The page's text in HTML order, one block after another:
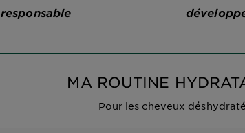
responsable
MA ROUTINE
Pour les cheveux